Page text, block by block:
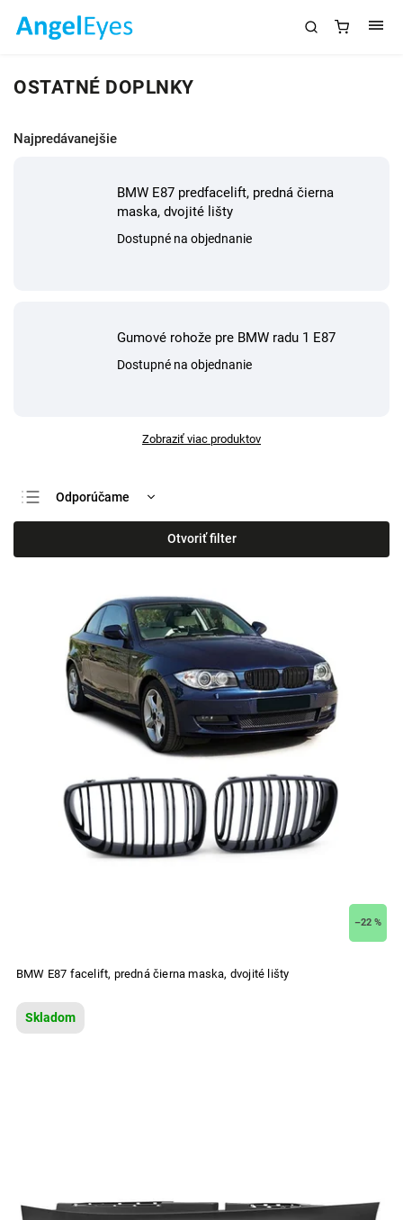
OSTATNÉ DOPLNKY
Najpredávanejšie
BMW E87 predfacelift, predná čierna
maska, dvojité lišty
Dostupné na objednanie
Gumové rohože pre BMW radu 1 E87
Dostupné na objednanie
Zobraziť viac produktov
Odporúčame
Najlacnejšie
Najdrahšie
Abecedne
Otvoriť filter
–22 %
BMW E87 facelift, predná čierna maska, dvojité lišty
Skladom